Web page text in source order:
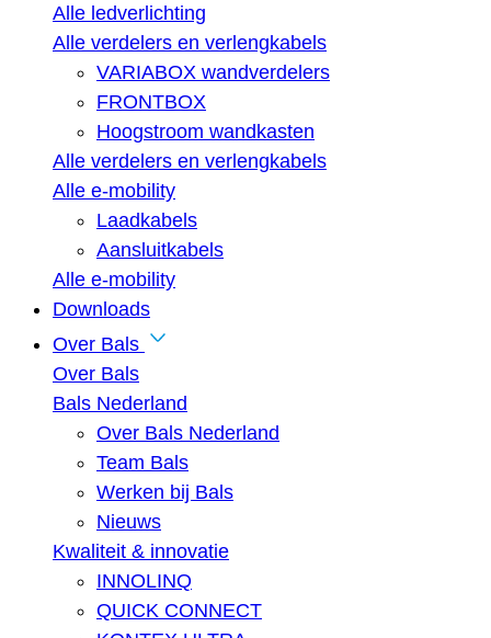
Alle ledverlichting
Alle verdelers en verlengkabels
VARIABOX wandverdelers
FRONTBOX
Hoogstroom wandkasten
Alle verdelers en verlengkabels
Alle e-mobility
Laadkabels
Aansluitkabels
Alle e-mobility
Downloads
Over Bals
Over Bals
Bals Nederland
Over Bals Nederland
Team Bals
Werken bij Bals
Nieuws
Kwaliteit & innovatie
INNOLINQ
QUICK CONNECT